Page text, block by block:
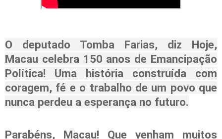
O deputado Tomba Farias, diz Hoje,
Macau celebra 150 anos de Emancipação
Política! Uma história construída com
coragem, fé e o trabalho de um povo que
nunca perdeu a esperança no futuro.
Parabéns, Macau! Que venham muitos